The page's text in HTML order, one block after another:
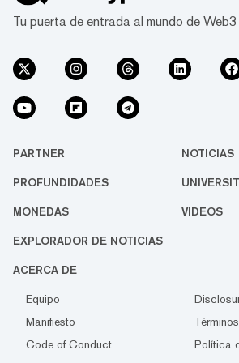
baloncesto con las
personalidades de
Tu puerta de entrada al mundo de Web3
PARTNER NOTICIAS
PROFUNDIDADES
MONEDAS VIDEOS
EXPLORADOR DE NOTICIAS
ACERCA DE
Equipo
Manifiesto
Code of Conduct
Política